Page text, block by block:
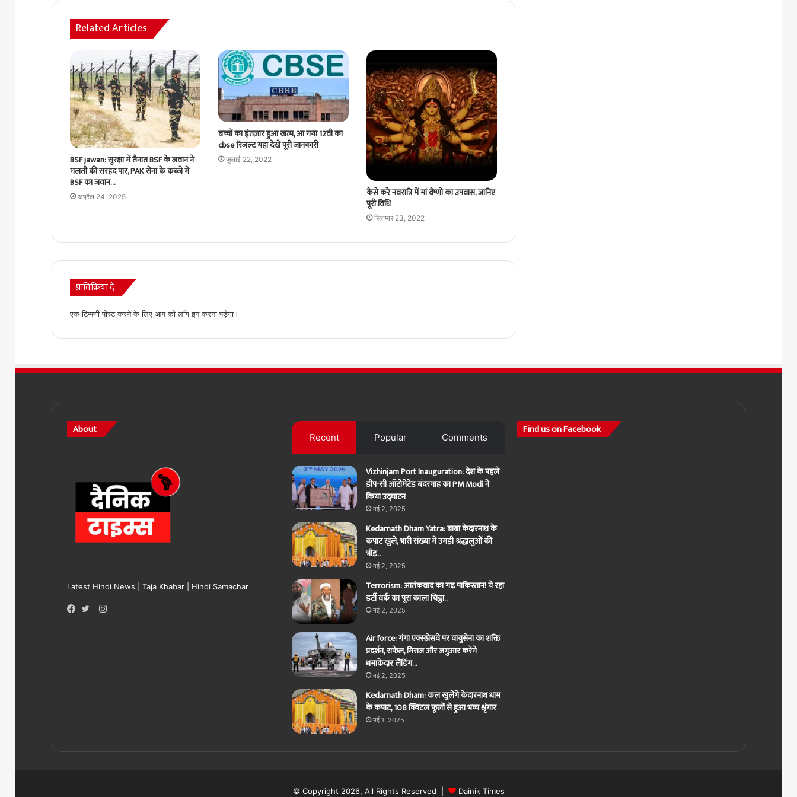
Related Articles
BSF jawan: सुरक्षा में तैनात BSF के जवान ने
गलती की सरहद पार, PAK सेना के कब्जे में
BSF का जवान…
अप्रैल 24, 2025
बच्चों का इंतज़ार हुआ खत्म, आ गया 12वी का
cbse रिजल्ट यहां देखें पूरी जानकारी
जुलाई 22, 2022
कैसे करे नवरात्रि में मां वैष्णो का उपवास, जानिए
पूरी विधि
सितम्बर 23, 2022
प्रातिक्रिया दे
एक टिप्पणी पोस्ट करने के लिए आप कोलॉग इनकरना पड़ेगा।
About
Latest Hindi News | Taja Khabar | Hindi Samachar
Instagram
Recent Popular Comments
Vizhinjam Port Inauguration: देश के पहले
डीप-सी ऑटोमेटेड बंदरगाह का PM Modi ने
किया उद्घाटन
मई 2, 2025
Kedarnath Dham Yatra: बाबा केदारनाथ के
कपाट खुले, भारी संख्या में उमड़ी श्रद्धालुओं की
भीड़..
मई 2, 2025
Terrorism: आतंकवाद का गढ़ पाकिस्तान! ये रहा
डर्टी वर्क का पूरा काला चिट्ठा..
मई 2, 2025
Air force: गंगा एक्सप्रेसवे पर वायुसेना का शक्ति
प्रदर्शन, राफेल, मिराज और जगुआर करेंगे
धमाकेदार लैंडिंग…
मई 2, 2025
Kedarnath Dham: कल खुलेंगे केदारनाथ धाम
के कपाट, 108 क्विंटल फूलों से हुआ भव्य श्रृंगार
मई 1, 2025
Find us on Facebook
© Copyright 2026, All Rights Reserved | Dainik Times